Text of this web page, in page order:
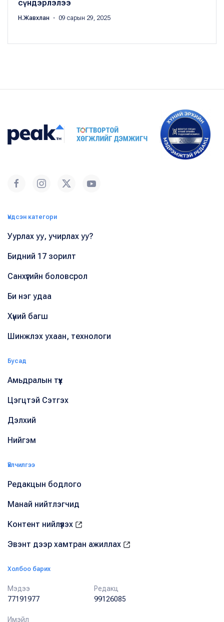
сүндэрлэлээ
Н.Жавхлан ・ 09 сарын 29, 2025
Үндсэн категори
Уурлах уу, учирлах уу?
Бидний 17 зорилт
Санхүүгийн боловсрол
Би нэг удаа
Хүний багш
Шинжлэх ухаан, технологи
Бусад
Амьдралын түүх
Цэгцтэй Сэтгэх
Дэлхий
Нийгэм
Үйлчилгээ
Редакцын бодлого
Манай нийтлэгчид
Контент нийлүүлэх
Эвэнт дээр хамтран ажиллах
Холбоо барих
Мэдээ
77191977
Редакц
99126085
Имэйл